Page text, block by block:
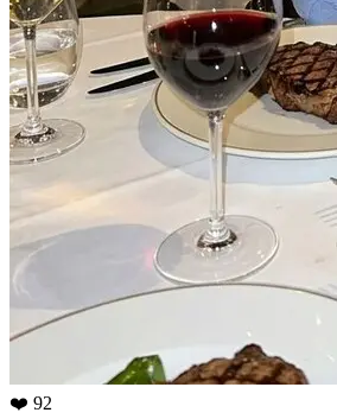
❤️ 92